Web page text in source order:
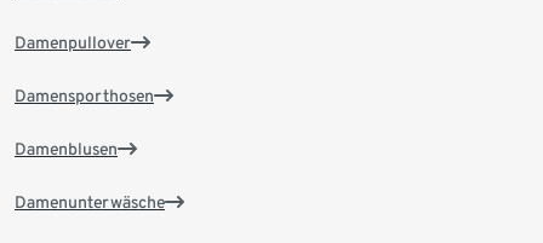
Damenpullover
Damensporthosen
Damenblusen
Damenunterwäsche